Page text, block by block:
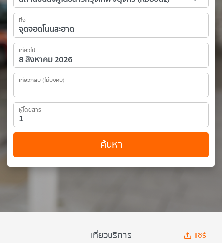
ถึง
เที่ยวไป
เที่ยวกลับ (ไม่บังคับ)
ผู้โดยสาร
ค้นหา
เที่ยวบริการ แชร์